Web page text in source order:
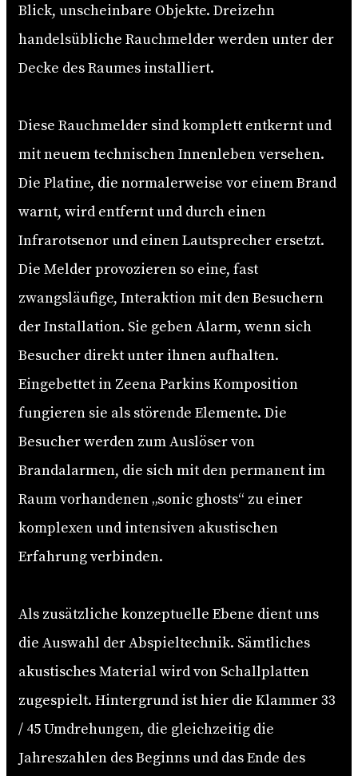
Blick, unscheinbare Objekte. Dreizehn
handelsübliche Rauchmelder werden unter der
Decke des Raumes installiert.
Diese Rauchmelder sind komplett entkernt und
mit neuem technischen Innenleben versehen.
Die Platine, die normalerweise vor einem Brand
warnt, wird entfernt und durch einen
Infrarotsenor und einen Lautsprecher ersetzt.
Die Melder provozieren so eine, fast
zwangsläufige, Interaktion mit den Besuchern
der Installation. Sie geben Alarm, wenn sich
Besucher direkt unter ihnen aufhalten.
Eingebettet in Zeena Parkins Komposition
fungieren sie als störende Elemente. Die
Besucher werden zum Auslöser von
Brandalarmen, die sich mit den permanent im
Raum vorhandenen „sonic ghosts“ zu einer
komplexen und intensiven akustischen
Erfahrung verbinden.
Als zusätzliche konzeptuelle Ebene dient uns
die Auswahl der Abspieltechnik. Sämtliches
akustisches Material wird von Schallplatten
zugespielt. Hintergrund ist hier die Klammer 33
/ 45 Umdrehungen, die gleichzeitig die
Jahreszahlen des Beginns und das Ende des